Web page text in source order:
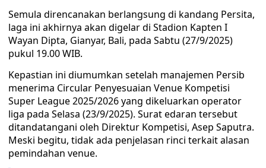
Semula direncanakan berlangsung di kandang Persita,
laga ini akhirnya akan digelar di Stadion Kapten I
Wayan Dipta, Gianyar, Bali, pada Sabtu (27/9/2025)
pukul 19.00 WIB.
Kepastian ini diumumkan setelah manajemen Persib
menerima Circular Penyesuaian Venue Kompetisi
Super League 2025/2026 yang dikeluarkan operator
liga pada Selasa (23/9/2025). Surat edaran tersebut
ditandatangani oleh Direktur Kompetisi, Asep Saputra.
Meski begitu, tidak ada penjelasan rinci terkait alasan
pemindahan venue.